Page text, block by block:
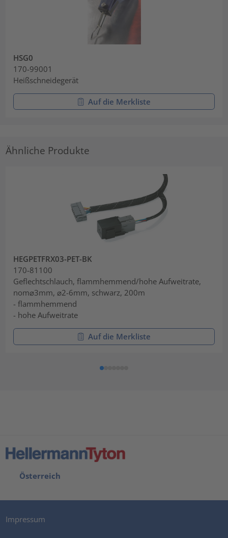
HSG0
170-99001
Heißschneidegerät
Auf die Merkliste
Ähnliche Produkte
HEGPETFRX03-PET-BK
170-81100
Geflechtschlauch, flammhemmend/hohe Aufweitrate,
nom⌀3mm, ⌀2-6mm, schwarz, 200m
- flammhemmend
- hohe Aufweitrate
Auf die Merkliste
Österreich
Impressum